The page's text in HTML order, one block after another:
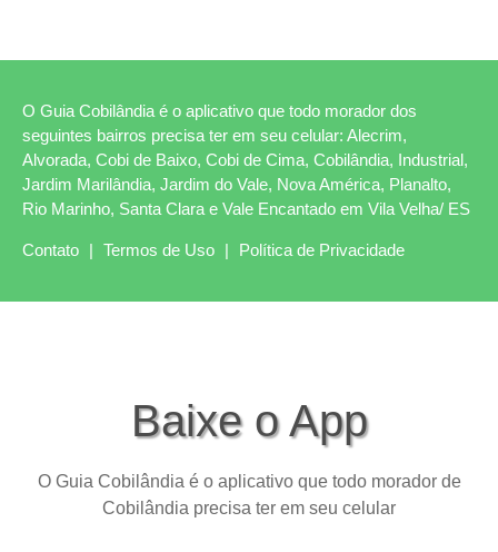
O Guia Cobilândia é o aplicativo que todo morador dos
seguintes bairros precisa ter em seu celular: Alecrim,
Alvorada, Cobi de Baixo, Cobi de Cima, Cobilândia, Industrial,
Jardim Marilândia, Jardim do Vale, Nova América, Planalto,
Rio Marinho, Santa Clara e Vale Encantado em Vila Velha/ ES
Contato | Termos de Uso | Política de Privacidade
Baixe o App
O Guia Cobilândia é o aplicativo que todo morador de
Cobilândia precisa ter em seu celular